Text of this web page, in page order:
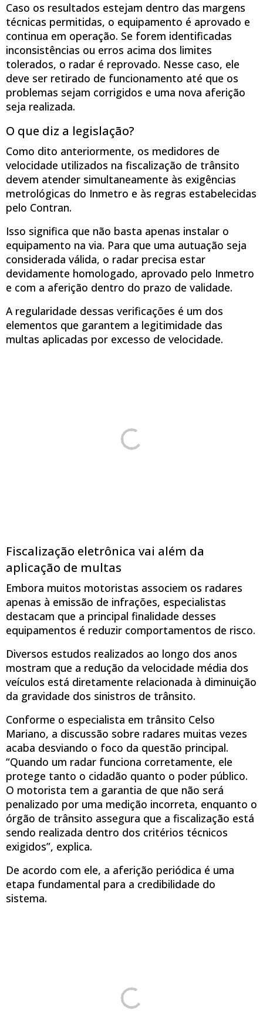
Caso os resultados estejam dentro das margens
técnicas permitidas, o equipamento é aprovado e
continua em operação. Se forem identificadas
inconsistências ou erros acima dos limites
tolerados, o radar é reprovado. Nesse caso, ele
deve ser retirado de funcionamento até que os
problemas sejam corrigidos e uma nova aferição
seja realizada.
O que diz a legislação?
Como dito anteriormente, os medidores de
velocidade utilizados na fiscalização de trânsito
devem atender simultaneamente às exigências
metrológicas do Inmetro e às regras estabelecidas
pelo Contran.
Isso significa que não basta apenas instalar o
equipamento na via. Para que uma autuação seja
considerada válida, o radar precisa estar
devidamente homologado, aprovado pelo Inmetro
e com a aferição dentro do prazo de validade.
A regularidade dessas verificações é um dos
elementos que garantem a legitimidade das
multas aplicadas por excesso de velocidade.
Fiscalização eletrônica vai além da
aplicação de multas
Embora muitos motoristas associem os radares
apenas à emissão de infrações, especialistas
destacam que a principal finalidade desses
equipamentos é reduzir comportamentos de risco.
Diversos estudos realizados ao longo dos anos
mostram que a redução da velocidade média dos
veículos está diretamente relacionada à diminuição
da gravidade dos sinistros de trânsito.
Conforme o especialista em trânsito Celso
Mariano, a discussão sobre radares muitas vezes
acaba desviando o foco da questão principal.
“Quando um radar funciona corretamente, ele
protege tanto o cidadão quanto o poder público.
O motorista tem a garantia de que não será
penalizado por uma medição incorreta, enquanto o
órgão de trânsito assegura que a fiscalização está
sendo realizada dentro dos critérios técnicos
exigidos”, explica.
De acordo com ele, a aferição periódica é uma
etapa fundamental para a credibilidade do
sistema.